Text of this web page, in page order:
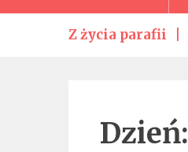
Z życia parafii
Dzień: